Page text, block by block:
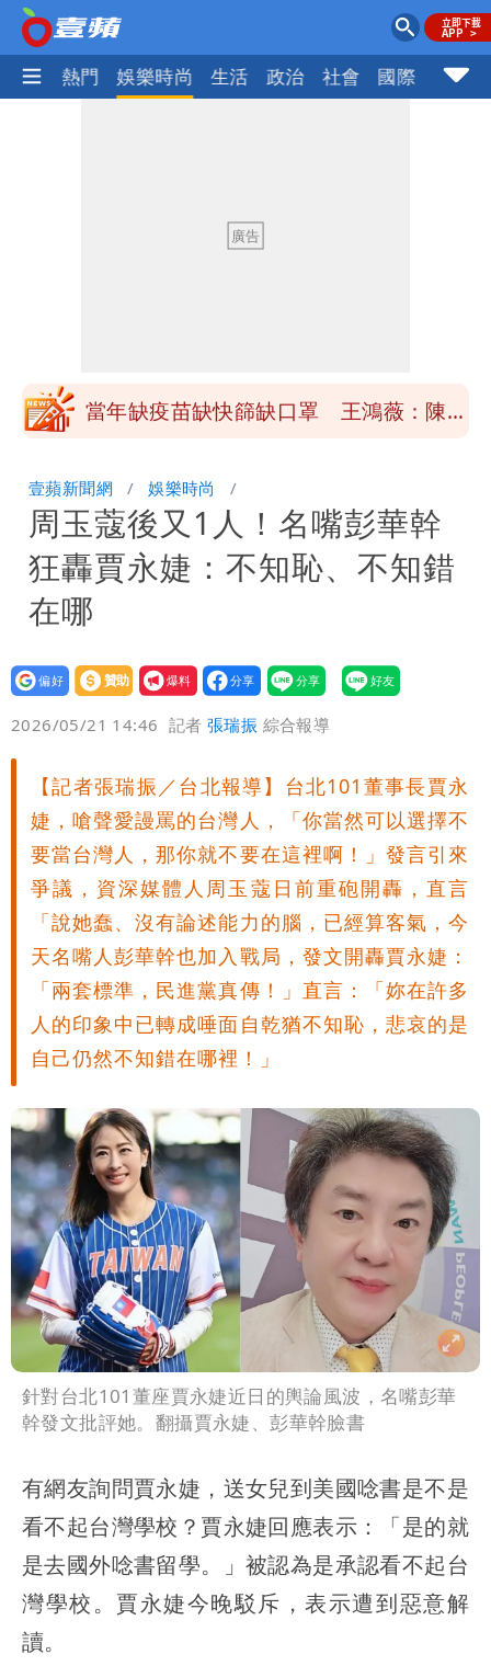
焦點 熱門 娛樂時尚 生活 政治 社會 國際 財經
很多謹慎判斷當時未被理解
抄襲造假當上劍橋大學教授 神鬼級履歷
10.6億顧問費決策過程在哪
當年缺疫苗缺快篩缺口罩 王鴻薇：陳時
聲押？交保？複訊後揭曉
慈濟買BNT遭詐10億元 蔡英文：政府
很多謹慎判斷當時未被理解
抄襲造假當上劍橋大學教授 神鬼級履歷
「攏係假」
壹蘋新聞網 娛樂時尚
周玉蔻後又1人！名嘴彭華幹
狂轟賈永婕：不知恥、不知錯
在哪
設為
贊助
我要
爆料
2026/05/21 14:46 記者張瑞振 綜合報導
【記者張瑞振／台北報導】台北101董事長賈永
婕，嗆聲愛謾罵的台灣人，「你當然可以選擇不
要當台灣人，那你就不要在這裡啊！」發言引來
爭議，資深媒體人周玉蔻日前重砲開轟，直言
「說她蠢、沒有論述能力的腦，已經算客氣，今
天名嘴人彭華幹也加入戰局，發文開轟賈永婕：
「兩套標準，民進黨真傳！」直言：「妳在許多
人的印象中已轉成唾面自乾猶不知恥，悲哀的是
自己仍然不知錯在哪裡！」
針對台北101董座賈永婕近日的輿論風波，名嘴彭華
幹發文批評她。翻攝賈永婕、彭華幹臉書
有網友詢問賈永婕，送女兒到美國唸書是不是
看不起台灣學校？賈永婕回應表示：「是的就
是去國外唸書留學。」被認為是承認看不起台
灣學校。賈永婕今晚駁斥，表示遭到惡意解
讀。